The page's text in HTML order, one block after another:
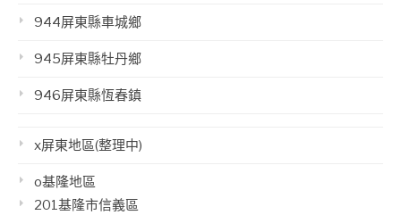
944屏東縣車城鄉
945屏東縣牡丹鄉
946屏東縣恆春鎮
x屏東地區(整理中)
o基隆地區
201基隆市信義區